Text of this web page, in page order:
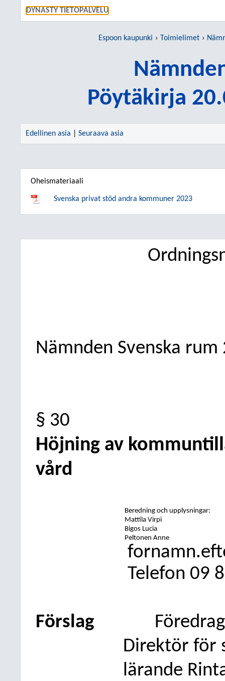
DYNASTY TIETOPALVELU
Espoon kaupunki Toimielimet
Pöytäkirja
Edellinen asia Seuraava asia
Oheismateriaali
Svenska privat stöd andra kommuner 2023
Nämnden Svenska rum
§ 30
Höjning av
vård
Beredning och upplysningar:
Mattila Virpi
Bigos Lucia
Peltonen Anne
Telefon 09
Förslag
Direktör för
lärande